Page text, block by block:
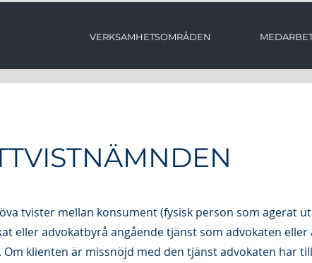
VERKSAMHETSOMRÅDEN
tvister mellan konsument (fysisk person som agerat
eller advokatbyrå angående tjänst som advokaten
klienten är missnöjd med den tjänst advokaten har